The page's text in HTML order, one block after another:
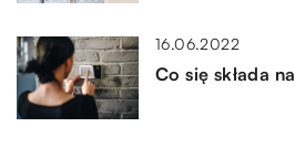
16.06.2022
Co się składa